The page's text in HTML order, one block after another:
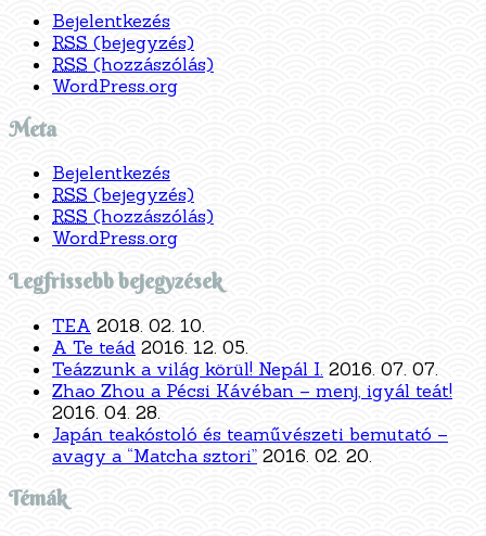
Bejelentkezés
RSS (bejegyzés)
RSS (hozzászólás)
WordPress.org
Meta
Bejelentkezés
RSS (bejegyzés)
RSS (hozzászólás)
WordPress.org
Legfrissebb bejegyzések
TEA 2018. 02. 10.
A Te teád 2016. 12. 05.
Teázzunk a világ körül! Nepál I. 2016. 07. 07.
Zhao Zhou a Pécsi Kávéban – menj, igyál teát!
2016. 04. 28.
Japán teakóstoló és teaművészeti bemutató –
avagy a “Matcha sztori” 2016. 02. 20.
Témák